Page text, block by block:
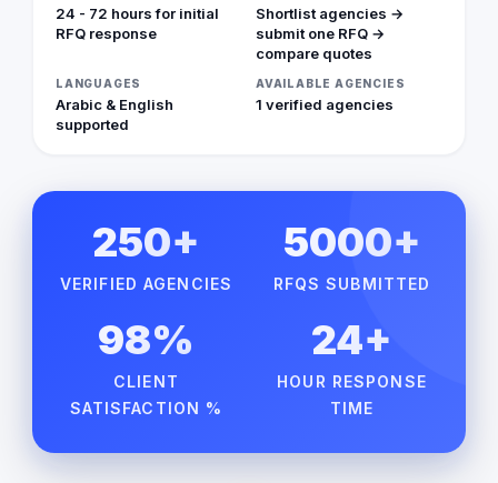
24 - 72 hours for initial
RFQ response
Shortlist agencies →
submit one RFQ →
compare quotes
LANGUAGES
Arabic & English
supported
AVAILABLE AGENCIES
1 verified agencies
250+
VERIFIED AGENCIES
5000+
RFQS SUBMITTED
98%
CLIENT
SATISFACTION %
24+
HOUR RESPONSE
TIME